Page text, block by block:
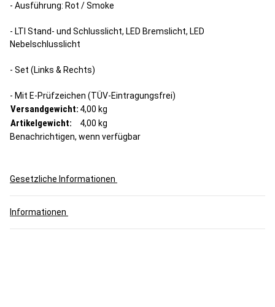
- Ausführung: Rot / Smoke
- LTI Stand- und Schlusslicht, LED Bremslicht, LED
Nebelschlusslicht
- Set (Links & Rechts)
- Mit E-Prüfzeichen (TÜV-Eintragungsfrei)
Versandgewicht: 4,00 kg
Artikelgewicht: 4,00 kg
Benachrichtigen, wenn verfügbar
Gesetzliche Informationen
Informationen